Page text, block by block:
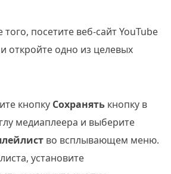
посетите веб-сайт YouTube
откройте одно из целевых
кнопку Сохранять кнопку в
медиаплеера и выберите
во всплывающем меню.
установите